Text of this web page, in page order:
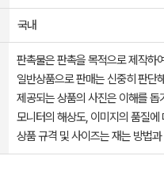
국내
판촉물은 판촉을 목적으로 제작하
일반상품으로 판매는 신중히 판단
제공되는 상품의 사진은 이해를
모니터의 해상도, 이미지의 품질
상품 규격 및 사이즈는 재는 방법